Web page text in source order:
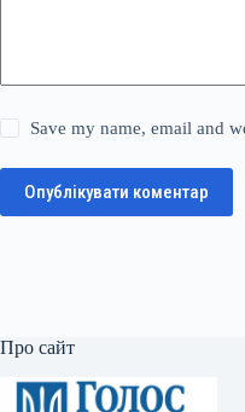
Save my name, email and
Опублікувати коментар
Про сайт